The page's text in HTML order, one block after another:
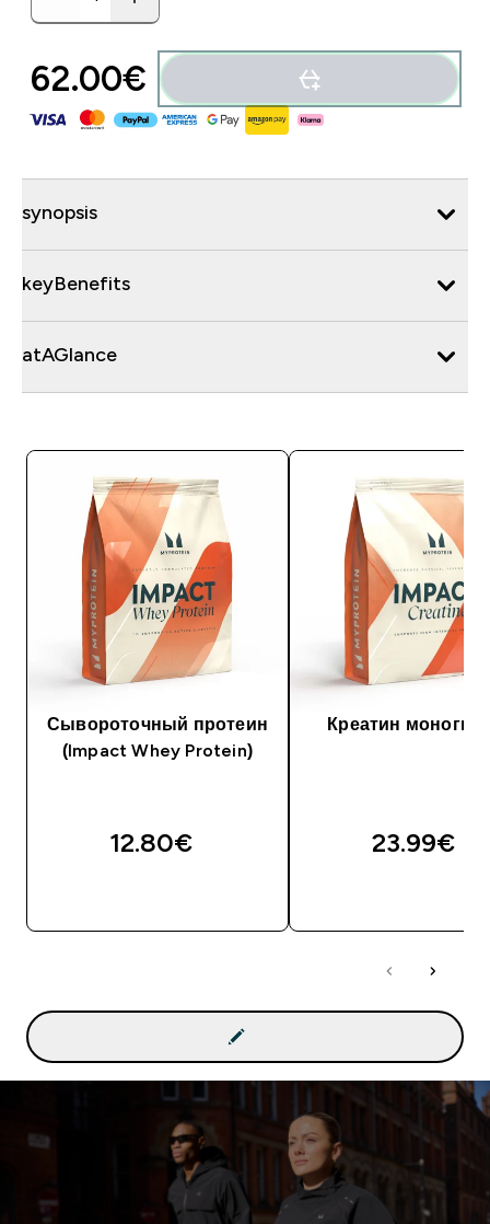
62.00€‎
synopsis
keyBenefits
atAGlance
Сывороточный протеин
(Impact Whey Protein)
12.80€‎
Креатин
23.99€‎